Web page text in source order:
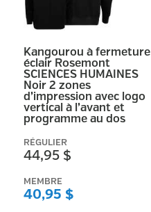
Kangourou à fermeture
éclair Rosemont
SCIENCES HUMAINES
Noir 2 zones
d’impression avec logo
vertical à l’avant et
programme au dos
RÉGULIER
44,95 $
MEMBRE
40,95 $